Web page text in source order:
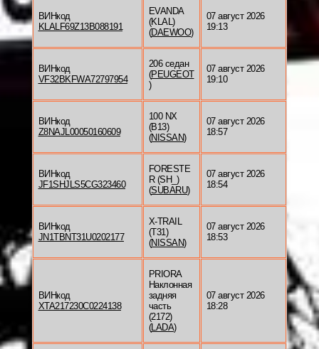
ВИНкод
KLALF69Z13B088191
EVANDA
(KLAL)
(DAEWOO)
07 август 2026
19:13
ВИНкод
VF32BKFWA72797954
206 седан
(PEUGEOT
)
07 август 2026
19:10
ВИНкод
Z8NAJL00050160609
100 NX
(B13)
(NISSAN)
07 август 2026
18:57
ВИНкод
JF1SHJLS5CG323460
FORESTE
R (SH_)
(SUBARU)
07 август 2026
18:54
ВИНкод
JN1TBNT31U0202177
X-TRAIL
(T31)
(NISSAN)
07 август 2026
18:53
ВИНкод
XTA217230C0224138
PRIORA
Наклонная
задняя
часть
(2172)
(LADA)
07 август 2026
18:28